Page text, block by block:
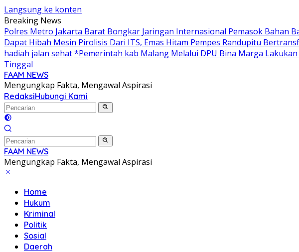
Langsung ke konten
Breaking News
Polres Metro Jakarta Barat Bongkar Jaringan Internasional Pemasok Bahan
Dapat Hibah Mesin Pirolisis Dari ITS, Emas Hitam Pempes Randupitu
hadiah jalan sehat*Pemerintah kab Malang Melalui DPU Bina Marga Lakukan
Tinggal
FAAM NEWS
Mengungkap Fakta, Mengawal Aspirasi
RedaksiHubungi Kami
FAAM NEWS
Mengungkap Fakta, Mengawal Aspirasi
Home
Hukum
Kriminal
Politik
Sosial
Daerah